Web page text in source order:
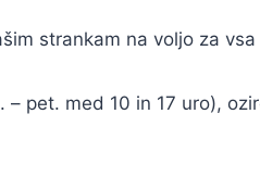
strankam na voljo za
pet. med 10 in 17 uro),